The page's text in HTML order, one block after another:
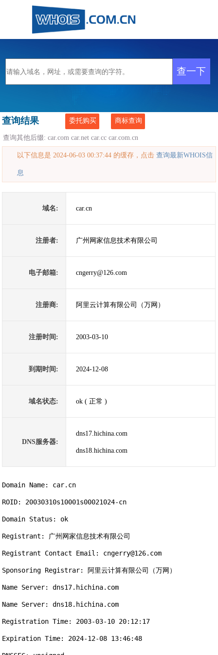
查询结果 委托购买 商标查询
查询其他后缀:car.com car.net car.cc car.com.cn
以下信息是 2024-06-03 00:37:44 的缓存，点击查询最新WHOIS信
息
域名: car.cn
注册者: 广州网家信息技术有限公司
电子邮箱: cngerry@126.com
注册商: 阿里云计算有限公司（万网）
注册时间: 2003-03-10
到期时间: 2024-12-08
域名状态: ok ( 正常 )
DNS服务器:
dns17.hichina.com
dns18.hichina.com
Domain Name: car.cn
ROID: 20030310s10001s00021024-cn
Domain Status: ok
Registrant: 广州网家信息技术有限公司
Registrant Contact Email: cngerry@126.com
Sponsoring Registrar: 阿里云计算有限公司（万网）
Name Server: dns17.hichina.com
Name Server: dns18.hichina.com
Registration Time: 2003-03-10 20:12:17
Expiration Time: 2024-12-08 13:46:48